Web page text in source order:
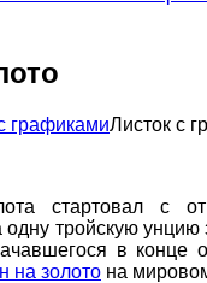
Листок с
стартовал с
тройскую унцию
в конце
на золото на